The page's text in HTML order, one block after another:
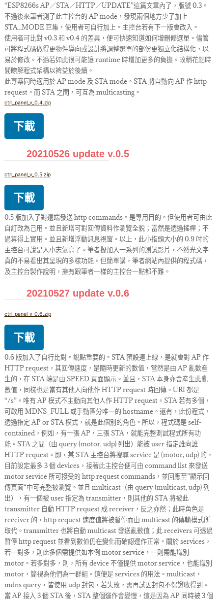
“ESP8266s AP／STA／HTTP／UPDATE”這篇文章內了，版號 0.3。
不過後來筆者測了此主控台的 AP mode，發現兩個地方少了加上
STA_MODE 巨集，使用者可自行加上。主控台若有下一版會改入。
使用者可比對 v0.3 和 v0.4 的差異，便可快速知道如何增刪修選單。儘管
可將程式碼做得更物件導向或設計將調整選單的部份更獨立化結構化，以
易於修改。不過若如此很可能讓 runtime 時增加更多的負擔。故稍花點時
間瞭解程式架構以裨益於後續。
此專案同時適用於 AP mode 及 STA mode。STA 將自動向 AP 作 http
request。而 STA 之間，可互為 multicasting。
ctrl_panel_v_0.4.zip
下載
20210526 update v.0.5
ctrl_panel_v_0.5.zip
下載
0.5 版加入了對遠端發送 http commands。是專用目的。但使用者可由此
自訂改為己用。並且新增可對回傳資料作瀏覽全貌；當然是透過搖桿；不
過算得上實用。並且新增浮動訊息視窗。以上，此小指頭大小的 0.9 吋的
主控台可說是人小志氣高了。筆者擬加入一系列的測試影片，不然光文字
真的不易看出其呈現的多樣功能。但簡單講，筆者網站內提供的程式碼，
及主控台製作說明，擁有跟筆者一樣的主控台一點都不難。
20210527 update v.0.6
ctrl_panel_v_0.6.zip
下載
0.6 版加入了自行比對。說點重要的。STA 預設連上線，是就會對 AP 作
HTTP request，其回傳速度，是隨時更新的數值，當然是由 AP 亂數産
生的，在 STA 端是由 SPEED 頁面顯示。並且，STA 本身亦會産生此亂
數值，同樣也是當有其他人向他作 HTTP request 時回傳。URI 都是
“/s”。唯有 AP 模式不主動向其他人作 HTTP request。STA 若有多個，
可啟用 MDNS_FULL 或手動區分唯一的 hostname。還有，此份程式，
透過指定 AP or STA 模式，就是此個別的角色。所以，程式碼是 self-
contained，例如，有一張 AP，三張 STA，就能完整測試程式所有功
能。STA 之間（由 query (motor, udp) 列出）能被 user 指定誰向誰
HTTP request。即，某 STA 主控台將搜尋 service 是 (motor, udp) 的，
目前設定最多 3 個 devices，接著此主控台便可由 command list 來發送
motor service 所可接受的 http request commands，並回應至”顯示回
傳頁面“中可完整被瀏覽。並且 multicast（由 query (multicast, udp) 列
出），有一個被 user 指定為 transmitter，則其他的 STA 將被此
transmitter 自動 HTTP request 成 receiver，反之亦然；此時角色是
receiver 的，http request 速度值將被暫停而由 multicast 的傳輸模式所
取代。transmitter 也將自動 multicast 發送亂數值；此 receivers 可透過
暫停 http request 並看到數值仍在變化而確認運作正常。關於 services，
若一對多，則此多個需提供如本例 motor service，一則需能識別
motor。若多對多，則，所有 device 不僅提供 motor service，也能識別
motor，簡視為他們為一群組。這便是 services 的用法。multicast，
mdns query，皆使用 udp 封包，若失敗，需再試因封包不保證收得到。
當 AP 接入 3 個 STA 後，STA 整個運作會變慢，這是因為 AP 同時被 3 個